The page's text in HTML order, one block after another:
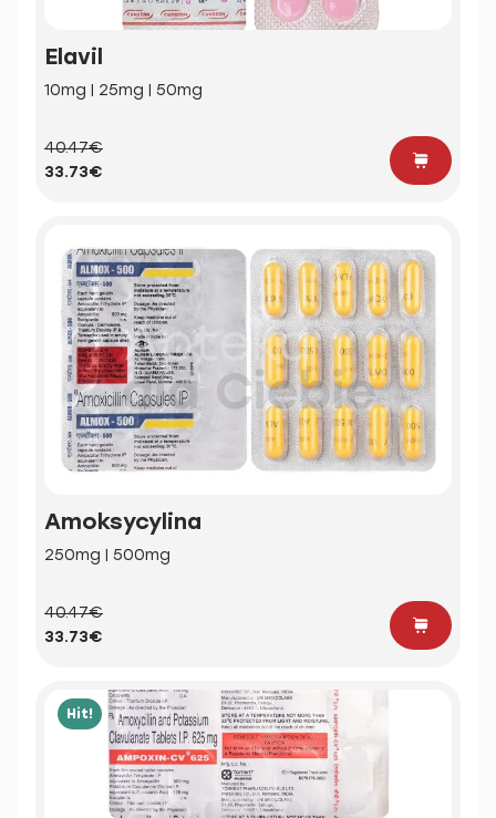
Elavil
10mg | 25mg | 50mg
40.47€
33.73€
Amoksycylina
250mg | 500mg
40.47€
33.73€
Hit!